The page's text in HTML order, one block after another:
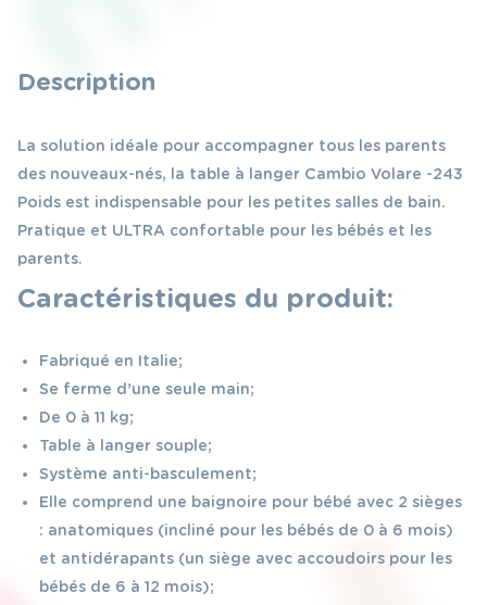
Description
La solution idéale pour accompagner tous les parents
des nouveaux-nés, la table à langer Cambio Volare -243
Poids est indispensable pour les petites salles de bain.
Pratique et ULTRA confortable pour les bébés et les
parents.
Caractéristiques du produit:
Fabriqué en Italie;
Se ferme d’une seule main;
De 0 à 11 kg;
Table à langer souple;
Système anti-basculement;
Elle comprend une baignoire pour bébé avec 2 sièges
: anatomiques (incliné pour les bébés de 0 à 6 mois)
et antidérapants (un siège avec accoudoirs pour les
bébés de 6 à 12 mois);